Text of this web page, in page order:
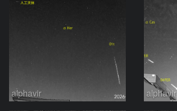
alphavir alphavir